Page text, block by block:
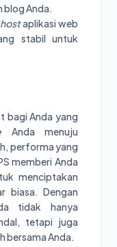
blog Anda.
hostaplikasi web
stabil untuk
bagi Anda yang
Anda menuju
performa yang
memberi Anda
menciptakan
biasa. Dengan
tidak hanya
tetapi juga
bersama Anda.